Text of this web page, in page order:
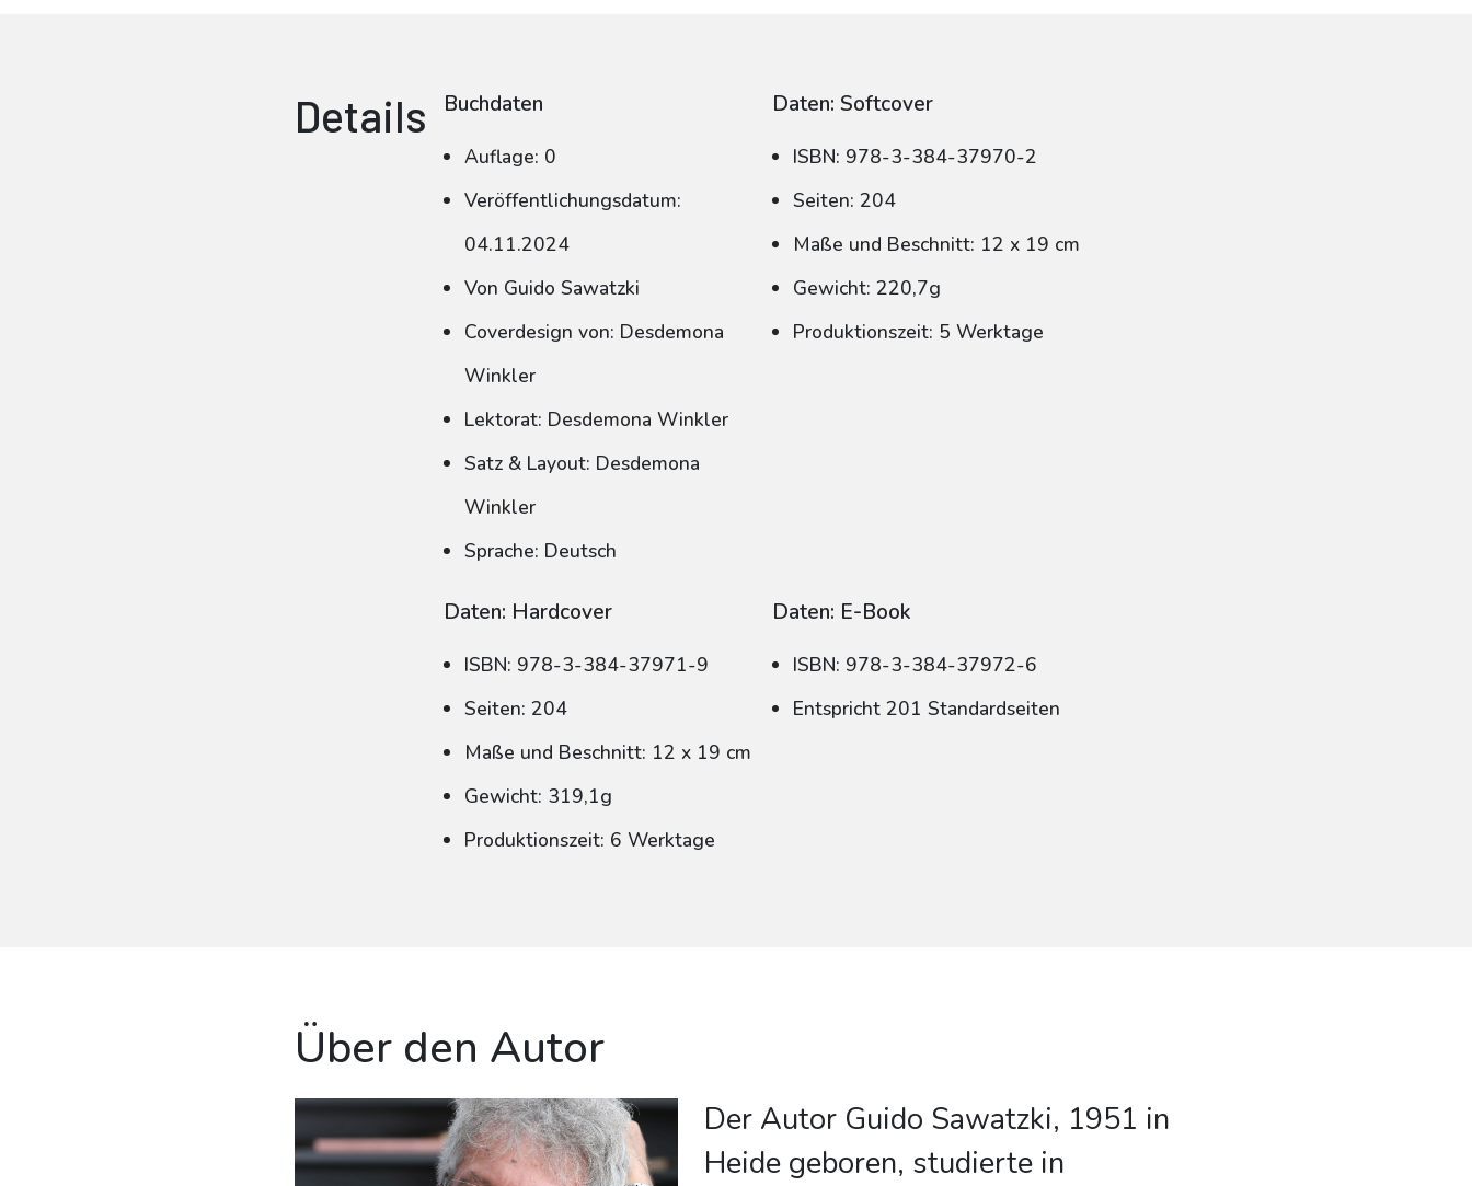
Details Buchdaten
Auflage: 0
Veröffentlichungsdatum:
04.11.2024
Von Guido Sawatzki
Coverdesign von: Desdemona
Winkler
Lektorat: Desdemona Winkler
Satz & Layout: Desdemona
Winkler
Sprache: Deutsch
Daten: Softcover
ISBN: 978-3-384-37970-2
Seiten: 204
Maße und Beschnitt: 12 x 19 cm
Gewicht: 220,7g
Produktionszeit: 5 Werktage
Daten: Hardcover
ISBN: 978-3-384-37971-9
Seiten: 204
Maße und Beschnitt: 12 x 19 cm
Gewicht: 319,1g
Produktionszeit: 6 Werktage
Daten: E-Book
ISBN: 978-3-384-37972-6
Entspricht 201 Standardseiten
Über den Autor
Der Autor Guido Sawatzki, 1951 in
Heide geboren, studierte in